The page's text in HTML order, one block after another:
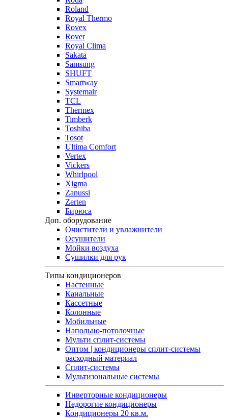
Roland
Royal Thermo
Rovex
Rover
Royal Clima
Sakata
Samsung
SHUFT
Smartway
Systemair
TCL
Thermex
Timberk
Toshiba
Tosot
Ultima Comfort
Vertex
Vickers
Whirlpool
Xigma
Zanussi
Zerten
Бирюса
Доп. оборудование
Очистители и увлажнители
Осушители
Мойки воздуха
Сушилки для рук
Типы кондиционеров
Настенные
Канальные
Кассетные
Колонные
Мобильные
Напольно-потолочные
Мульти сплит-системы
Оптом | кондиционеры сплит-системы
расходный материал
Сплит-системы
Мультизональные системы
Инверторные кондиционеры
Недорогие кондиционеры
Кондиционеры 20 кв.м.